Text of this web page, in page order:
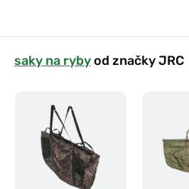
saky na rybyod značky JRC